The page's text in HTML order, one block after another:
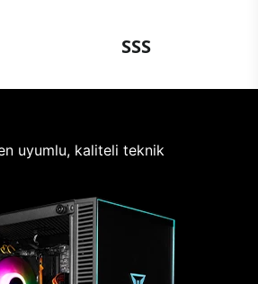
SSS
uyumlu, kaliteli teknik